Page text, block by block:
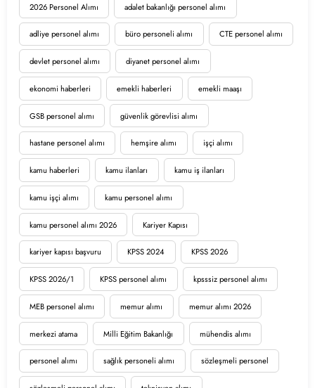
2026 Personel Alımı adalet bakanlığı personel alımı
adliye personel alımı büro personeli alımı CTE personel alımı
devlet personel alımı diyanet personel alımı
ekonomi haberleri emekli haberleri emekli maaşı
GSB personel alımı güvenlik görevlisi alımı
hastane personel alımı hemşire alımı işçi alımı
kamu haberleri kamu ilanları kamu iş ilanları
kamu işçi alımı kamu personel alımı
kamu personel alımı 2026 Kariyer Kapısı
kariyer kapısı başvuru KPSS 2024 KPSS 2026
KPSS 2026/1 KPSS personel alımı kpsssiz personel alımı
MEB personel alımı memur alımı memur alımı 2026
merkezi atama Milli Eğitim Bakanlığı mühendis alımı
personel alımı sağlık personeli alımı sözleşmeli personel